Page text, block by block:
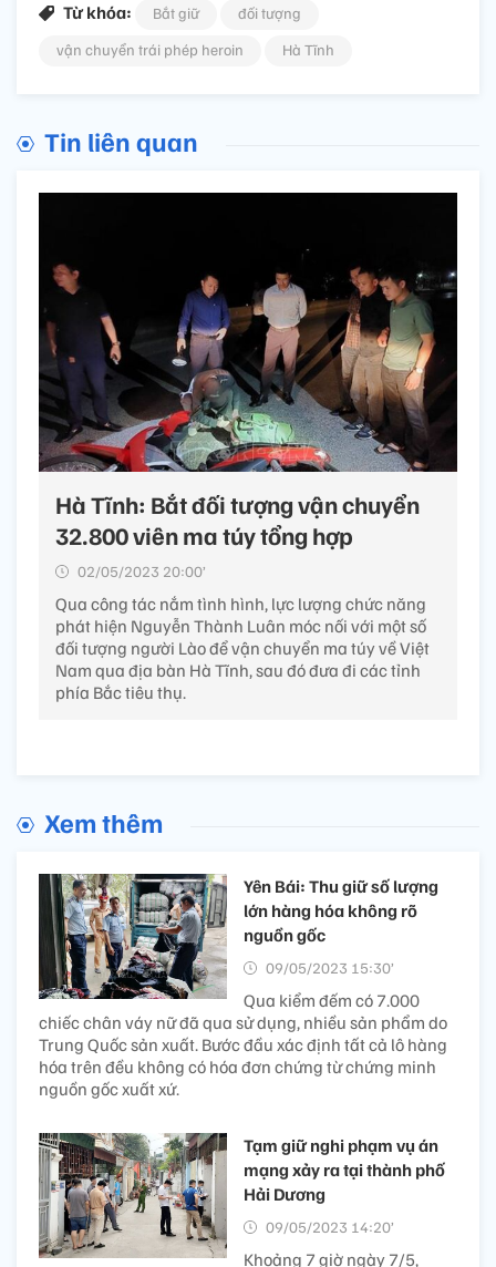
Từ khóa: Bắt giữ
đối tượng
vận chuyển trái phép heroin
Hà Tĩnh
Tin liên quan
Hà Tĩnh: Bắt đối tượng vận chuyển
32.800 viên ma túy tổng hợp
02/05/2023 20:00’
Qua công tác nắm tình hình, lực lượng chức năng
phát hiện Nguyễn Thành Luân móc nối với một số
đối tượng người Lào để vận chuyển ma túy về Việt
Nam qua địa bàn Hà Tĩnh, sau đó đưa đi các tỉnh
phía Bắc tiêu thụ.
Xem thêm
Yên Bái: Thu giữ số lượng
lớn hàng hóa không rõ
nguồn gốc
09/05/2023 15:30’
Qua kiểm đếm có 7.000
chiếc chân váy nữ đã qua sử dụng, nhiều sản phẩm do
Trung Quốc sản xuất. Bước đầu xác định tất cả lô hàng
hóa trên đều không có hóa đơn chứng từ chứng minh
nguồn gốc xuất xứ.
Tạm giữ nghi phạm vụ án
mạng xảy ra tại thành phố
Hải Dương
09/05/2023 14:20’
Khoảng 7 giờ ngày 7/5,